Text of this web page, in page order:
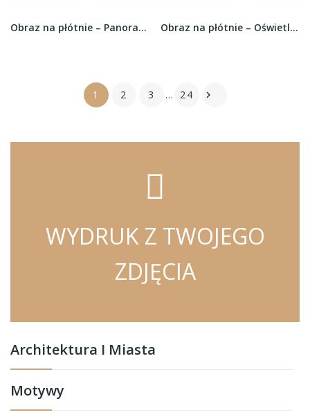
Architektura I Miasta
Motywy
Obraz na płótnie – Panorama miasta w ciągu dnia... Obraz na płótnie – Oświetlony most w odbiciu...
1 2 3 … 24 
WYDRUK Z TWOJEGO
ZDJĘCIA